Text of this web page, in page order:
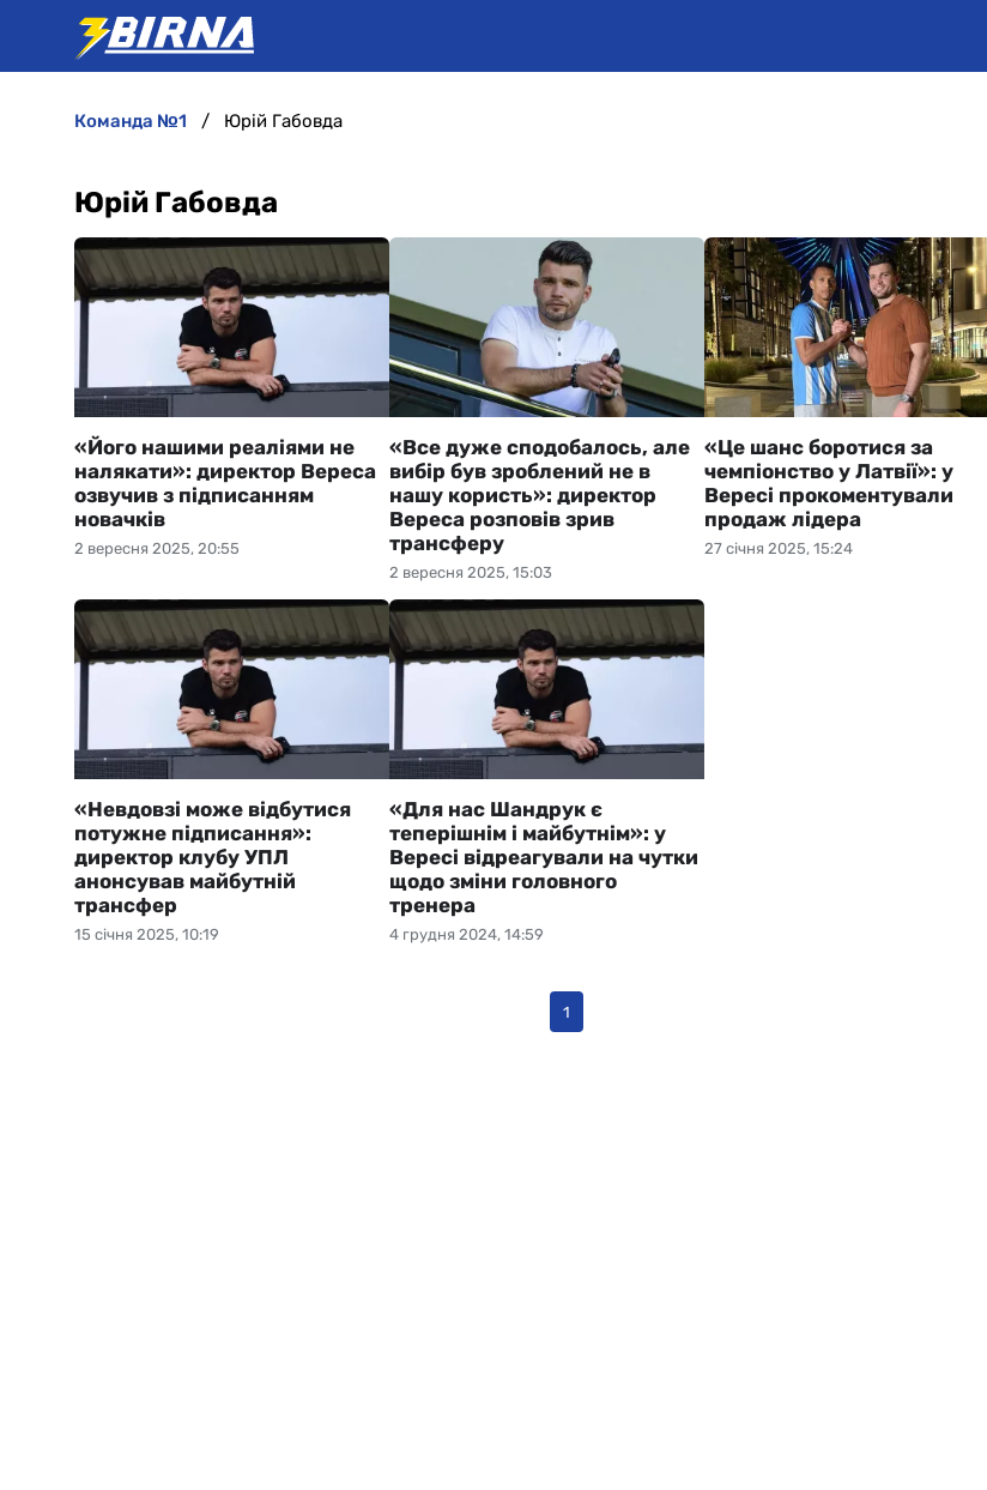
команда №1 Юрій Габовда
Юрій Габовда
2 вересня 2025, 20:55
«Його нашими реаліями не
налякати»: директор Вереса
озвучив з підписанням
новачків
2 вересня 2025, 15:03
«Все дуже сподобалось, але
вибір був зроблений не в
нашу користь»: директор
Вереса розповів зрив
трансферу
27 січня 2025, 15:24
«Це шанс боротися за
чемпіонство у Латвії»: у
Вересі прокоментували
продаж лідера
15 січня 2025, 10:19
«Невдовзі може відбутися
потужне підписання»:
директор клубу УПЛ
анонсував майбутній
трансфер
4 грудня 2024, 14:59
«Для нас Шандрук є
теперішнім і майбутнім»: у
Вересі відреагували на чутки
щодо зміни головного
тренера
1